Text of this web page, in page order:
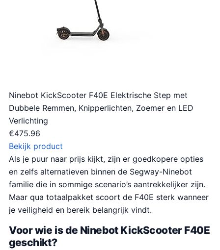
Ninebot KickScooter F40E Elektrische Step met
Dubbele Remmen, Knipperlichten, Zoemer en LED
Verlichting
€475.96
Bekijk product
Als je puur naar prijs kijkt, zijn er goedkopere opties
en zelfs alternatieven binnen de Segway-Ninebot
familie die in sommige scenario’s aantrekkelijker zijn.
Maar qua totaalpakket scoort de F40E sterk wanneer
je veiligheid en bereik belangrijk vindt.
Voor wie is de Ninebot KickScooter F40E
geschikt?